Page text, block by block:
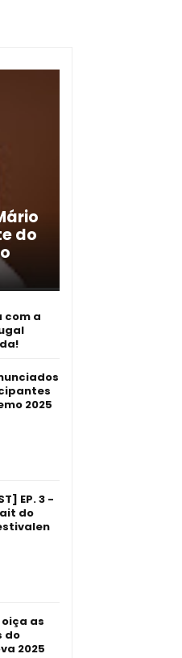
do
com a
2025
EP. 3 -
do
as
do
2025